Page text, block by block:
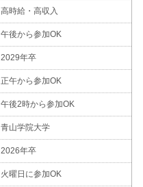
高時給・高収入
午後から参加OK
2029年卒
正午から参加OK
午後2時から参加OK
青山学院大学
2026年卒
火曜日に参加OK